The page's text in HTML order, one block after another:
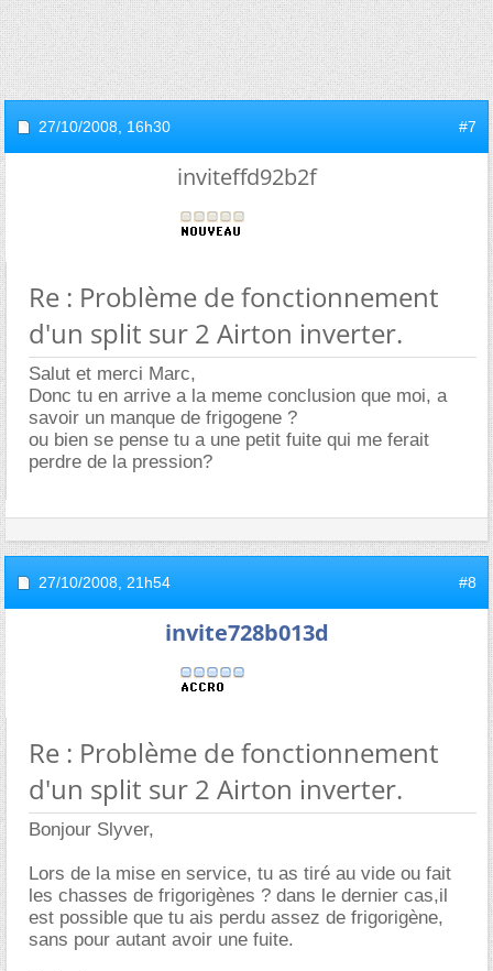
27/10/2008, 16h30 #7
inviteffd92b2f
Re : Problème de fonctionnement
d'un split sur 2 Airton inverter.
Salut et merci Marc,
Donc tu en arrive a la meme conclusion que moi, a
savoir un manque de frigogene ?
ou bien se pense tu a une petit fuite qui me ferait
perdre de la pression?
27/10/2008, 21h54 #8
invite728b013d
Re : Problème de fonctionnement
d'un split sur 2 Airton inverter.
Bonjour Slyver,
Lors de la mise en service, tu as tiré au vide ou fait
les chasses de frigorigènes ? dans le dernier cas,il
est possible que tu ais perdu assez de frigorigène,
sans pour autant avoir une fuite.